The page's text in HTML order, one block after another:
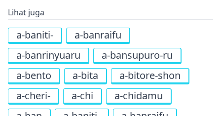
Lihat juga
a-baniti-
a-banraifu
a-banrinyuaru
a-bansupuro-ru
a-bento
a-bita
a-bitore-shon
a-cheri-
a-chi
a-chidamu